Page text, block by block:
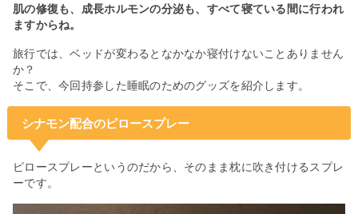
肌の修復も、成長ホルモンの分泌も、すべて寝ている間に行われ
ますからね。
旅行では、ベッドが変わるとなかなか寝付けないことありません
か？
そこで、今回持参した睡眠のためのグッズを紹介します。
シナモン配合のピロースプレー
ピロースプレーというのだから、そのまま枕に吹き付けるスプレ
ーです。